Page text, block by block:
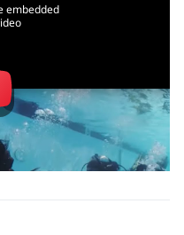
to display the embedded